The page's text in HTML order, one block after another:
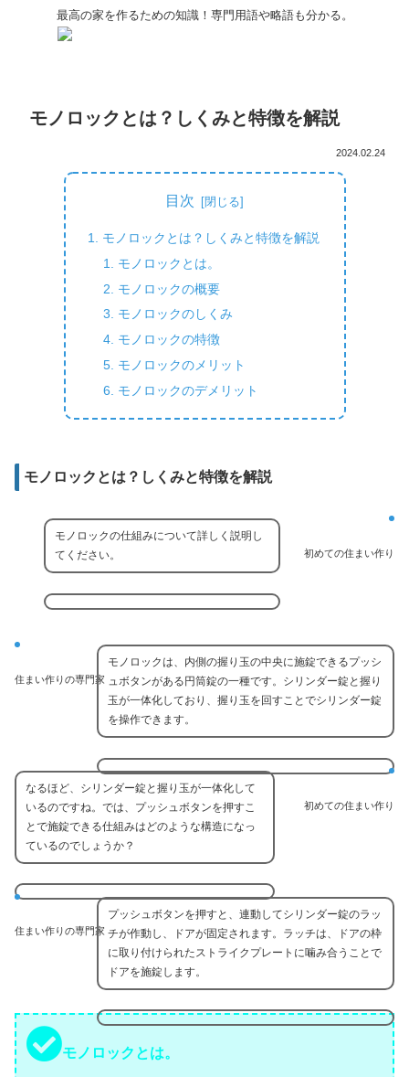
最高の家を作るための知識！専門用語や略語も分かる。
モノロックとは？しくみと特徴を解説
2024.02.24
目次
モノロックとは？しくみと特徴を解説
モノロックとは。
モノロックの概要
モノロックのしくみ
モノロックの特徴
モノロックのメリット
モノロックのデメリット
モノロックとは？しくみと特徴を解説
初めての住まい作り
モノロックの仕組みについて詳しく説明し
てください。
住まい作りの専門家
モノロックは、内側の握り玉の中央に施錠できるプッシ
ュボタンがある円筒錠の一種です。シリンダー錠と握り
玉が一体化しており、握り玉を回すことでシリンダー錠
を操作できます。
初めての住まい作り
なるほど、シリンダー錠と握り玉が一体化して
いるのですね。では、プッシュボタンを押すこ
とで施錠できる仕組みはどのような構造になっ
ているのでしょうか？
住まい作りの専門家
プッシュボタンを押すと、連動してシリンダー錠のラッ
チが作動し、ドアが固定されます。ラッチは、ドアの枠
に取り付けられたストライクプレートに噛み合うことで
ドアを施錠します。
モノロックとは。